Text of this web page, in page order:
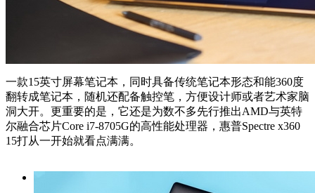
一款15英寸屏幕笔记本，同时具备传统笔记本形态和能360度
翻转成笔记本，随机还配备触控笔，方便设计师或者艺术家脑
洞大开。更重要的是，它还是为数不多先行推出AMD与英特
尔融合芯片Core i7-8705G的高性能处理器，惠普Spectre x360
15打从一开始就看点满满。